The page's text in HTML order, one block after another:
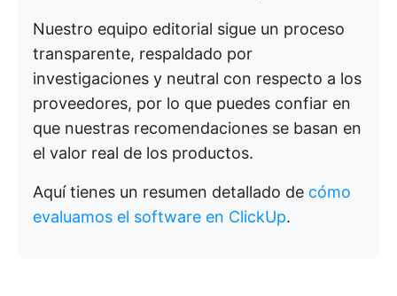
Nuestro equipo editorial sigue un proceso
transparente, respaldado por
investigaciones y neutral con respecto a los
proveedores, por lo que puedes confiar en
que nuestras recomendaciones se basan en
el valor real de los productos.
Aquí tienes un resumen detallado de cómo
evaluamos el software en ClickUp.